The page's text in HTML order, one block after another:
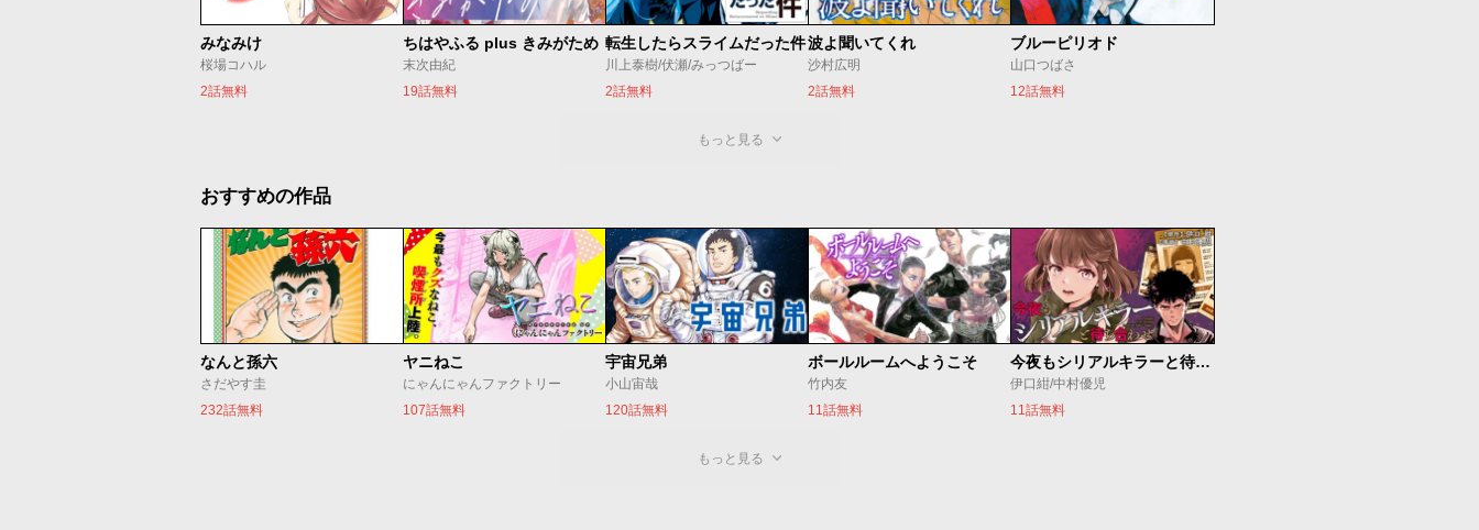
みなみけ
桜場コハル
2話無料
ちはやふる plus きみがため
末次由紀
19話無料
転生したらスライムだった件
川上泰樹/伏瀬/みっつばー
2話無料
波よ聞いてくれ
沙村広明
2話無料
ブルーピリオド
山口つばさ
12話無料
もっと見る
おすすめの作品
なんと孫六
さだやす圭
232話無料
ヤニねこ
にゃんにゃんファクトリー
107話無料
宇宙兄弟
小山宙哉
120話無料
ボールルームへようこそ
竹内友
11話無料
今夜もシリアルキラーと待ち合わせ
伊口紺/中村優児
11話無料
もっと見る